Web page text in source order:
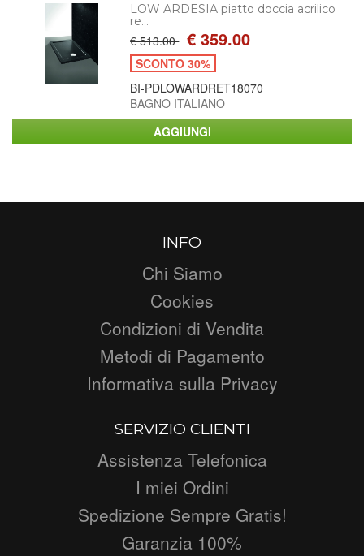
LOW ARDESIA piatto doccia acrilico
re...
€ 513.00 € 359.00
SCONTO 30%
BI-PDLOWARDRET18070
BAGNO ITALIANO
INFO
Chi Siamo
Cookies
Condizioni di Vendita
Metodi di Pagamento
Informativa sulla Privacy
SERVIZIO CLIENTI
Assistenza Telefonica
I miei Ordini
Spedizione Sempre Gratis!
Garanzia 100%